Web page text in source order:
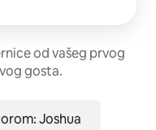
od vašeg prvog
gosta.
Joshua